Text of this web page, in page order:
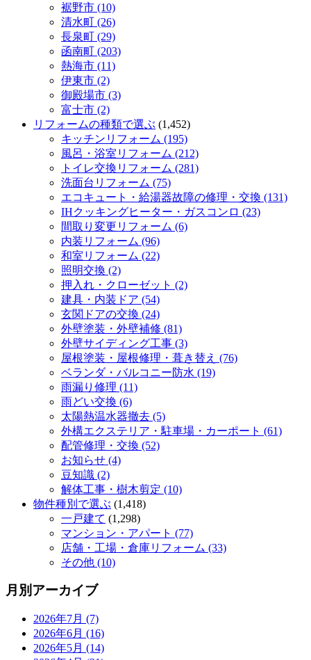
裾野市 (10)
清水町 (26)
長泉町 (29)
函南町 (203)
熱海市 (11)
伊東市 (2)
御殿場市 (3)
富士市 (2)
リフォームの種類で選ぶ (1,452)
キッチンリフォーム (195)
風呂・浴室リフォーム (212)
トイレ交換リフォーム (281)
洗面台リフォーム (75)
エコキュート・給湯器故障の修理・交換 (131)
IHクッキングヒーター・ガスコンロ (23)
間取り変更リフォーム (6)
内装リフォーム (96)
和室リフォーム (22)
照明交換 (2)
押入れ・クローゼット (2)
建具・内装ドア (54)
玄関ドアの交換 (24)
外壁塗装・外壁補修 (81)
外壁サイディング工事 (3)
屋根塗装・屋根修理・葺き替え (76)
ベランダ・バルコニー防水 (19)
雨漏り修理 (11)
雨どい交換 (6)
太陽熱温水器撤去 (5)
外構エクステリア・駐車場・カーポート (61)
配管修理・交換 (52)
お知らせ (4)
豆知識 (2)
解体工事・樹木剪定 (10)
物件種別で選ぶ (1,418)
一戸建て (1,298)
マンション・アパート (77)
店舗・工場・倉庫リフォーム (33)
その他 (10)
月別アーカイブ
2026年7月 (7)
2026年6月 (16)
2026年5月 (14)